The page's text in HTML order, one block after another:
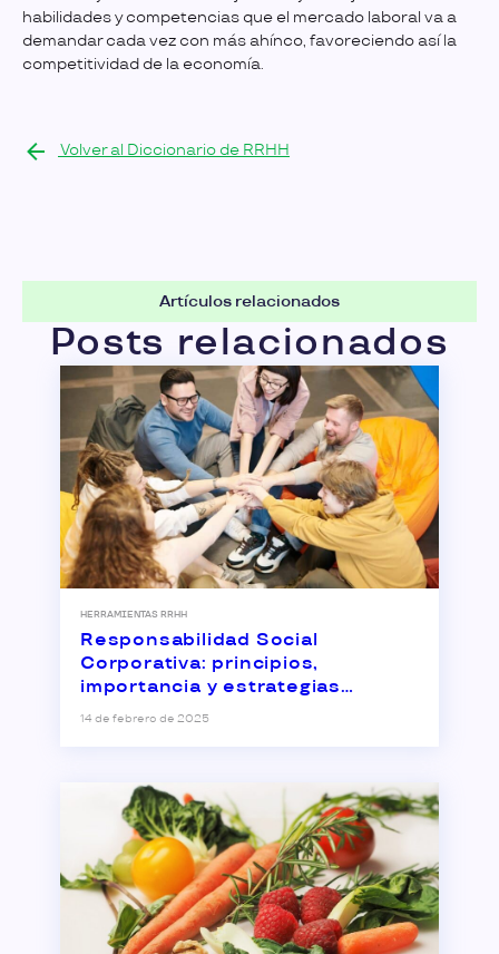
habilidades y competencias que el mercado laboral va a
demandar cada vez con más ahínco, favoreciendo así la
competitividad de la economía.
Volver al Diccionario de RRHH
Artículos relacionados
Posts relacionados
HERRAMIENTAS RRHH
Responsabilidad Social
Corporativa: principios,
importancia y estrategias
empresariales
14 de febrero de 2025